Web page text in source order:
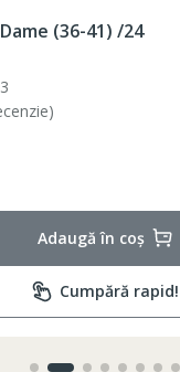
(36-41) /24
Adaugă în coș
Cumpără rapid!